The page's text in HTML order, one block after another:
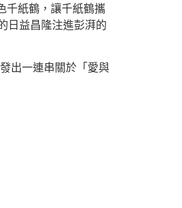
千紙鶴，讓千紙鶴攜
日益昌隆注進彭湃的
出一連串關於「愛與